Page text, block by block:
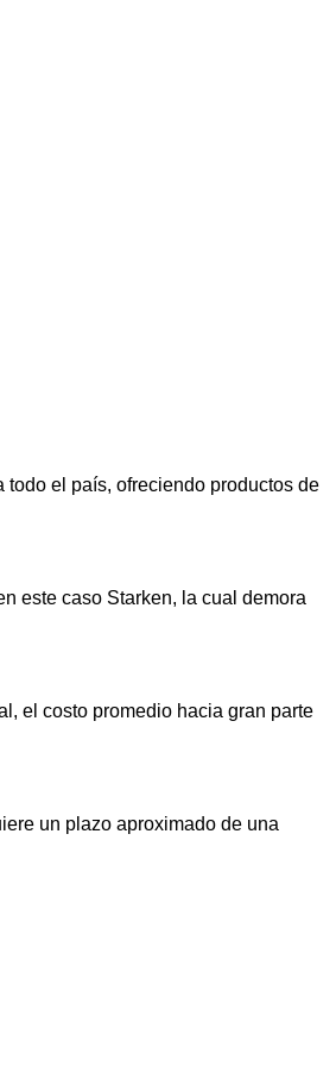
el país, ofreciendo productos de
este caso Starken, la cual demora
el costo promedio hacia gran parte
un plazo aproximado de una